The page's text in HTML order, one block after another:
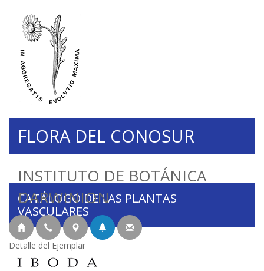
INSTITUTO DE BOTÁNICA
DARWINION
FLORA DEL CONOSUR
CATÁLOGO DE LAS PLANTAS
VASCULARES
Detalle del Ejemplar